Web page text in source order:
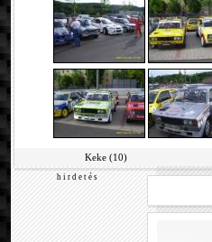
Keke (10)
h i r d e t é s